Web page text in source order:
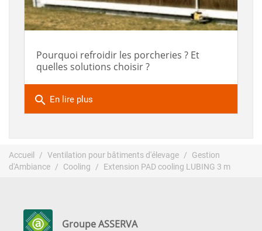
Pourquoi refroidir les porcheries ? Et
quelles solutions choisir ?
search En lire plus
Accueil Ventilation pour bâtiments d'élevage
Gestion
d'Ambiance
Cooling Extension PAD cooling LUBING 3 m
Groupe ASSERVA